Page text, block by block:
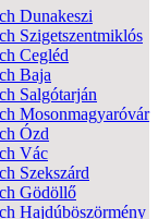
Dunakeszi
Szigetszentmiklós
Cegléd
Baja
Salgótarján
Mosonmagyaróvár
Ózd
Vác
Szekszárd
Gödöllő
Hajdúböszörmény